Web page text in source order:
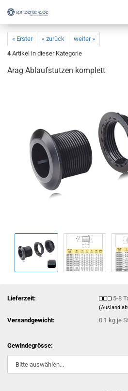
« Erster « zurück
weiter »
4 Artikel in dieser Kategorie
Arag Ablaufstutzen komplett
Lieferzeit: 5-8
(Ausland
Versandgewicht: 0.1 kg je
Gewindegrösse: